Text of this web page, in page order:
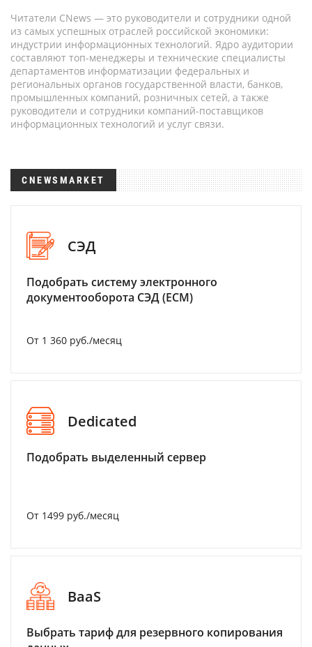
Читатели CNews — это руководители и сотрудники одной
из самых успешных отраслей российской экономики:
индустрии информационных технологий. Ядро аудитории
составляют топ-менеджеры и технические специалисты
департаментов информатизации федеральных и
региональных органов государственной власти, банков,
промышленных компаний, розничных сетей, а также
руководители и сотрудники компаний-поставщиков
информационных технологий и услуг связи.
CNEWSMARKET
СЭД
Подобрать систему электронного
документооборота СЭД (ECM)
От 1 360 руб./месяц
Dedicated
Подобрать выделенный сервер
От 1499 руб./месяц
BaaS
Выбрать тариф для резервного копирования